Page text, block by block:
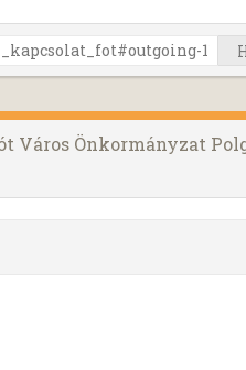
Város Önkormányzat